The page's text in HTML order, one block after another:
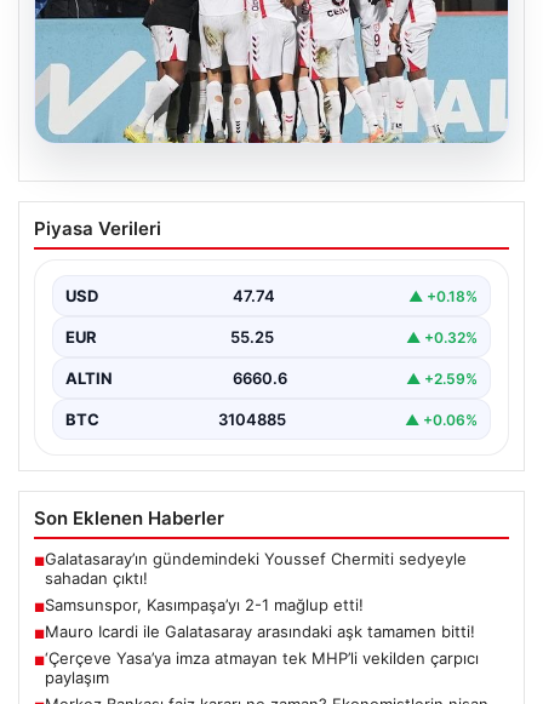
08.08.2026
Samsunspor, Kasımpaşa’yı 2-1 mağlup
etti!
Piyasa Verileri
USD 47.74 ▲ +0.18%
EUR 55.25 ▲ +0.32%
ALTIN 6660.6 ▲ +2.59%
BTC 3104885 ▲ +0.06%
Son Eklenen Haberler
■Galatasaray’ın gündemindeki Youssef Chermiti sedyeyle
sahadan çıktı!
■Samsunspor, Kasımpaşa’yı 2-1 mağlup etti!
■Mauro Icardi ile Galatasaray arasındaki aşk tamamen bitti!
■‘Çerçeve Yasa’ya imza atmayan tek MHP’li vekilden çarpıcı
paylaşım